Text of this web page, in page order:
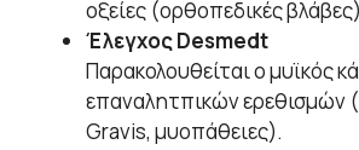
οξείες (ορθοπεδικές
Έλεγχος Desmedt
Παρακολουθείται ο μυϊκός
επαναλητπικών ερεθισμών
Gravis, μυοπάθειες).